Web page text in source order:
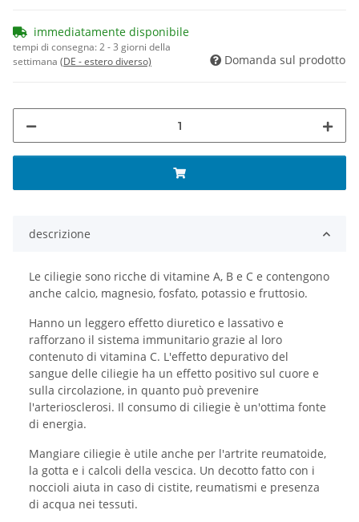
immediatamente disponibile
tempi di consegna:2 - 3 giorni della
settimana (DE - estero diverso) Domanda sul prodotto
descrizione
Le ciliegie sono ricche di vitamine A, B e C e contengono
anche calcio, magnesio, fosfato, potassio e fruttosio.
Hanno un leggero effetto diuretico e lassativo e
rafforzano il sistema immunitario grazie al loro
contenuto di vitamina C. L'effetto depurativo del
sangue delle ciliegie ha un effetto positivo sul cuore e
sulla circolazione, in quanto può prevenire
l'arteriosclerosi. Il consumo di ciliegie è un'ottima fonte
di energia.
Mangiare ciliegie è utile anche per l'artrite reumatoide,
la gotta e i calcoli della vescica. Un decotto fatto con i
noccioli aiuta in caso di cistite, reumatismi e presenza
di acqua nei tessuti.